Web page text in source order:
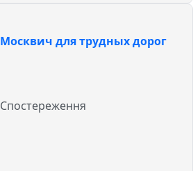
Москвич для трудных дорог
Спостереження